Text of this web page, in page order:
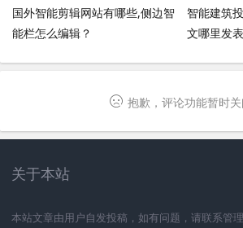
国外智能剪辑网站有哪些,侧边智
能栏怎么编辑？
智能建筑
文哪里发
抱歉，评论功能暂时
关于本站
本站文章由用户自发投稿，如有问题，请联系管理